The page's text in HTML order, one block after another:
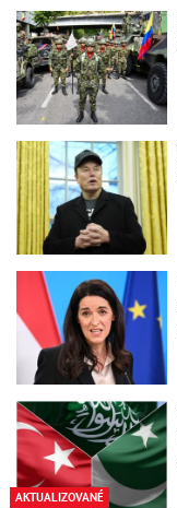
AKTUALIZOVANÉ